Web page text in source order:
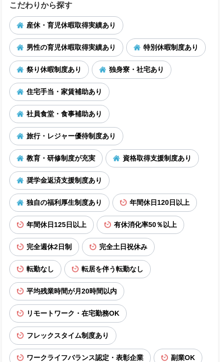
こだわりから探す
産休・育児休暇取得実績あり
男性の育児休暇取得実績あり 特別休暇制度あり
祭り休暇制度あり 独身寮・社宅あり
住宅手当・家賃補助あり
社員食堂・食事補助あり
旅行・レジャー優待制度あり
教育・研修制度が充実 資格取得支援制度あり
奨学金返済支援制度あり
独自の福利厚生制度あり 年間休日120日以上
年間休日125日以上 有休消化率50％以上
完全週休2日制 完全土日祝休み
転勤なし 転居を伴う転勤なし
平均残業時間が月20時間以内
リモートワーク・在宅勤務OK
フレックスタイム制度あり
ワークライフバランス認定・表彰企業 副業OK